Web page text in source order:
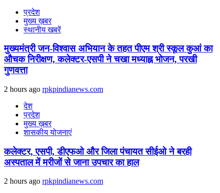
प्रदेश
मुख्य ख़बर
स्थानीय खबरें
मुख्यमंत्री जन-विश्वास अभियान के तहत पीएम श्री स्कूल कुआं का
औचक निरीक्षण, कलेक्टर-एसपी ने चखा मध्याह्न भोजन, परखी
गुणवत्ता
2 hours ago rpkpindianews.com
देश
प्रदेश
मुख्य ख़बर
शासकीय योजनाएं
कलेक्टर, एसपी, डीएफओ और जिला पंचायत सीईओ ने बरही
अस्पताल में मरीजों से जाना उपचार का हाल
2 hours ago rpkpindianews.com